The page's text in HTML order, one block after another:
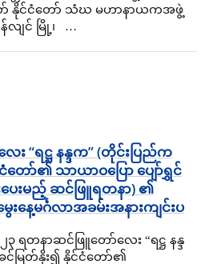
ာ် နိုင်ငံတော် သံဃ မဟာနာယကအဖွဲ့
လျင် မြို့၊ …
“ရဋ္ဌ နန္ဒက” (တိုင်းပြည်က
တော်၏ သာယာဝပြော ပျော်ရွှင်
ပေးမည့် ဆင်ဖြူရတနာ) ၏
နေ့မင်္ဂလာအခမ်းအနားကျင်းပ
ရတနာဆင်ဖြူတော်လေး “ရဋ္ဌ နန္ဒ
င်မြတ်နိုး၍ နိုင်ငံတော်၏